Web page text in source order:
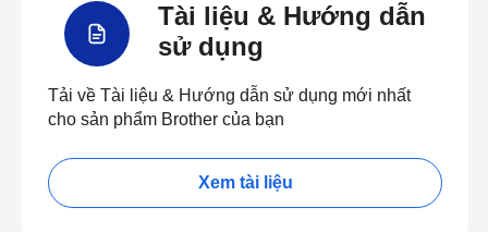
Tài liệu & Hướng dẫn
sử dụng
Tải về Tài liệu & Hướng dẫn sử dụng mới nhất
cho sản phẩm Brother của bạn
Xem tài liệu